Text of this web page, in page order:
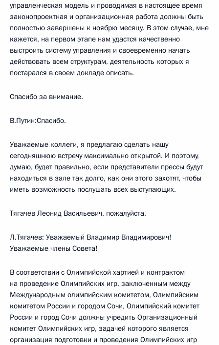
управленческая модель и проводимая в настоящее время
законопроектная и организационная работа должны быть
полностью завершены к ноябрю месяцу. В этом случае, мне
кажется, на первом этапе нам удастся качественно
выстроить систему управления и своевременно начать
действовать всем структурам, деятельность которых я
постарался в своем докладе описать.
Спасибо за внимание.
В.Путин:Спасибо.
Уважаемые коллеги, я предлагаю сделать нашу
сегодняшнюю встречу максимально открытой. И поэтому,
думаю, будет правильно, если представители прессы будут
находиться в зале так долго, как они этого захотят, чтобы
иметь возможность послушать всех выступающих.
Тягачев Леонид Васильевич, пожалуйста.
Л.Тягачев: Уважаемый Владимир Владимирович!
Уважаемые члены Совета!
В соответствии с Олимпийской хартией и контрактом
на проведение Олимпийских игр, заключенным между
Международным олимпийским комитетом, Олимпийским
комитетом России и городом Сочи, Олимпийский комитет
России и город Сочи должны учредить Организационный
комитет Олимпийских игр, задачей которого является
организация подготовки и проведения Олимпийских игр